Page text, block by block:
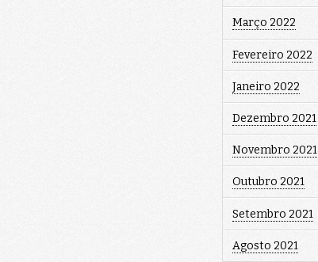
Março 2022
Fevereiro 2022
Janeiro 2022
Dezembro 2021
Novembro 2021
Outubro 2021
Setembro 2021
Agosto 2021